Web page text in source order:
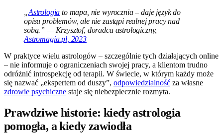
Astrologia to mapa, nie wyrocznia – daje język do
opisu problemów, ale nie zastąpi realnej pracy nad
sobą.” — Krzysztof, doradca astrologiczny,
Astromagia.pl, 2023
W praktyce wielu astrologów – szczególnie tych działających online
– nie informuje o ograniczeniach swojej pracy, a klientom trudno
odróżnić introspekcję od terapii. W świecie, w którym każdy może
się nazwać „ekspertem od duszy”, odpowiedzialność za własne
zdrowie psychiczne staje się niebezpiecznie rozmyta.
Prawdziwe historie: kiedy astrologia
pomogła, a kiedy zawiodła